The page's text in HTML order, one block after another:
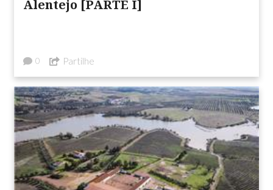
Alentejo [PARTE I]
0 Partilhe